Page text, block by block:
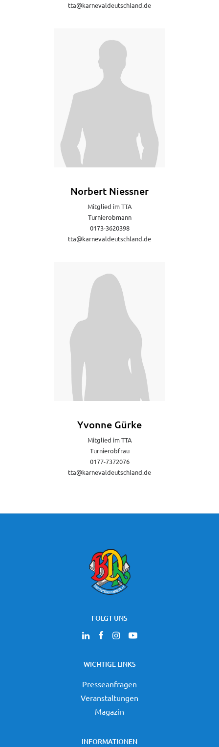
tta@karnevaldeutschland.de
Norbert Niessner
Mitglied im TTA
Turnierobmann
0173-3620398
tta@karnevaldeutschland.de
Yvonne Gürke
Mitglied im TTA
Turnierobfrau
0177-7372076
tta@karnevaldeutschland.de
FOLGT UNS
WICHTIGE LINKS
Presseanfragen
Veranstaltungen
Magazin
INFORMATIONEN